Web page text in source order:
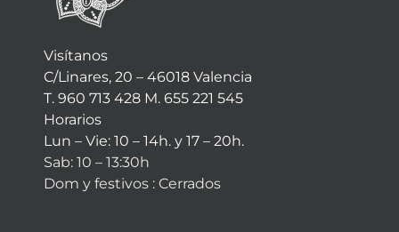
Visítanos
C/Linares, 20 – 46018 Valencia
T. 960 713 428 M. 655 221 545
Horarios
Lun – Vie: 10 – 14h. y 17 – 20h.
Sab: 10 – 13:30h
Dom y festivos : Cerrados